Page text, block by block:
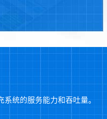
统的服务能力和吞吐量。